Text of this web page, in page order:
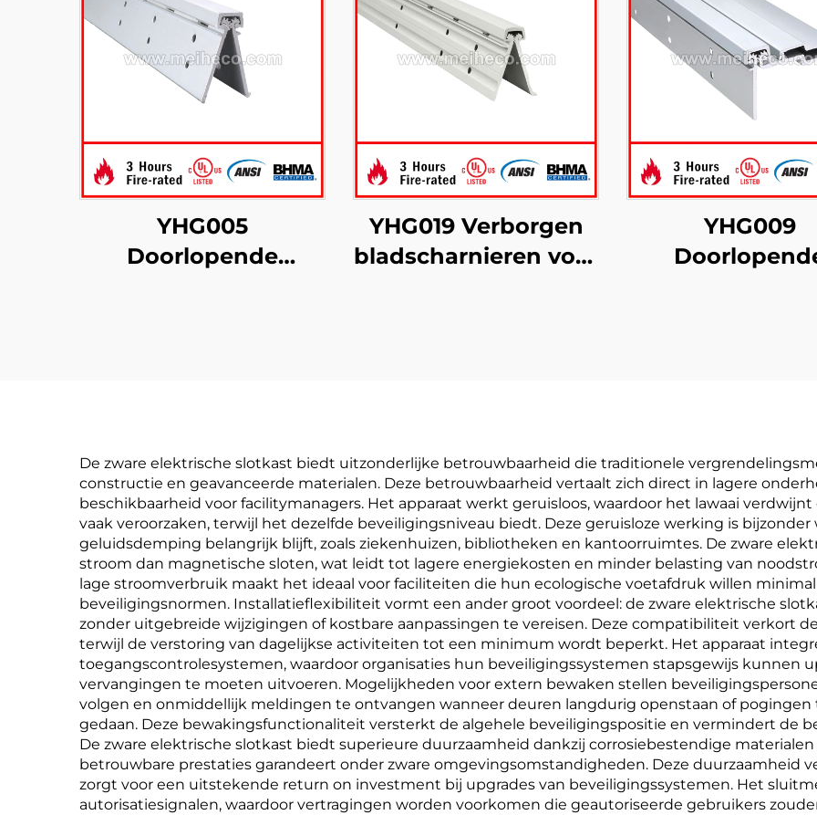
YHG005
Doorlopende
YHG019 Verborgen
bladscharnieren voor
YHG009
De zware elektrische slotkast biedt uitzonderlijke betrouwbaarheid die traditionele
constructie en geavanceerde materialen. Deze betrouwbaarheid vertaalt zich direct in lagere
beschikbaarheid voor facilitymanagers. Het apparaat werkt geruisloos, waardoor het lawaai
vaak veroorzaken, terwijl het dezelfde beveiligingsniveau biedt. Deze geruisloze werking is
geluidsdemping belangrijk blijft, zoals ziekenhuizen, bibliotheken en kantoorruimtes. De zware
stroom dan magnetische sloten, wat leidt tot lagere energiekosten en minder belasting van
lage stroomverbruik maakt het ideaal voor faciliteiten die hun ecologische voetafdruk willen
beveiligingsnormen. Installatieflexibiliteit vormt een ander groot voordeel: de zware elektrische
zonder uitgebreide wijzigingen of kostbare aanpassingen te vereisen. Deze compatibiliteit verkort
terwijl de verstoring van dagelijkse activiteiten tot een minimum wordt beperkt. Het apparaat
toegangscontrolesystemen, waardoor organisaties hun beveiligingssystemen stapsgewijs kunnen
vervangingen te moeten uitvoeren. Mogelijkheden voor extern bewaken stellen
volgen en onmiddellijk meldingen te ontvangen wanneer deuren langdurig openstaan of
gedaan. Deze bewakingsfunctionaliteit versterkt de algehele beveiligingspositie en vermindert de
De zware elektrische slotkast biedt superieure duurzaamheid dankzij corrosiebestendige
betrouwbare prestaties garandeert onder zware omgevingsomstandigheden. Deze duurzaamheid
zorgt voor een uitstekende return on investment bij upgrades van beveiligingssystemen. Het
autorisatiesignalen, waardoor vertragingen worden voorkomen die geautoriseerde gebruikers